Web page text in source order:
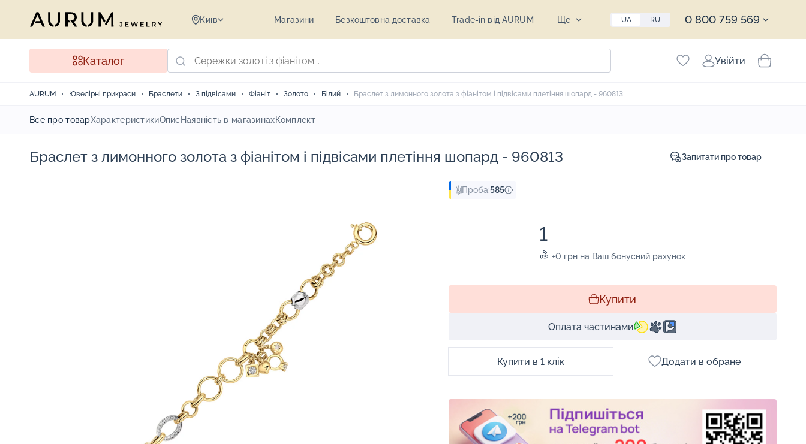
Київ Магазини Безкоштовна доставка Trade-in від AURUM Ще UA RU 0 800 759 569
Каталог Увійти
AURUM Ювелірні прикраси Браслети З підвісами Фіаніт Золото Білий Браслет з лимонного золота з фіанітом і підвісами плетіння шопард - 960813
Все про товарХарактеристикиОпис Наявність в магазинахКомплект
Браслет з лимонного золота з фіанітом і підвісами плетіння шопард - 960813 Запитати про товар
Проба:585
1
+0 грн на Ваш бонусний рахунок
Купити
Оплата частинами
Купити в 1 клік Додати в обране